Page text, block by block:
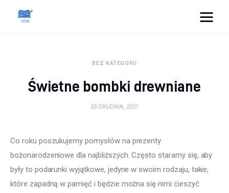
Zdrowie
Uroda
Więcej
BEZ KATEGORII
Świetne bombki drewniane
23 GRUDNIA, 2021
Co roku poszukujemy pomysłów na prezenty
bożonarodzeniowe dla najbliższych. Często staramy się, aby
były to podarunki wyjątkowe, jedyne w swoim rodzaju, takie,
które zapadną w pamięć i będzie można się nimi cieszyć